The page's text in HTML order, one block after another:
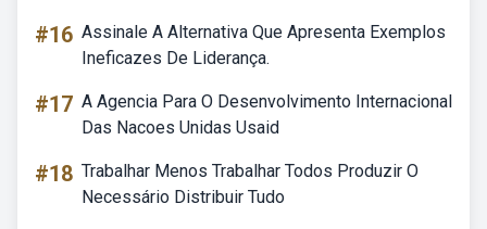
#16 Assinale A Alternativa Que Apresenta Exemplos
Ineficazes De Liderança.
#17 A Agencia Para O Desenvolvimento Internacional
Das Nacoes Unidas Usaid
#18 Trabalhar Menos Trabalhar Todos Produzir O
Necessário Distribuir Tudo